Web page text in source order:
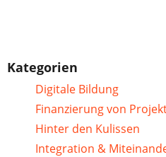
Kategorien
Digitale Bildung
Finanzierung von
Hinter den Kulissen
Integration &